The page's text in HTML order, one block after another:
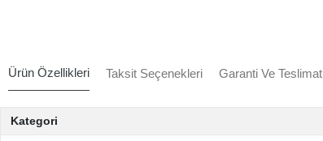
Ürün Özellikleri Taksit Seçenekleri Garanti Ve Teslimat
Kategori